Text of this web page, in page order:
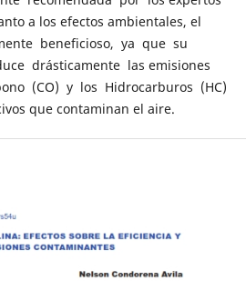
a los efectos ambientales, el
beneficioso, ya que su
drásticamente las emisiones
(CO) y los Hidrocarburos (HC)
que contaminan el aire.